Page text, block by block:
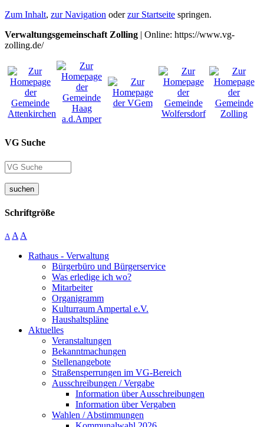
Zum Inhalt, zur Navigation oderzur Startseite springen.
Verwaltungsgemeinschaft Zolling | Online: https://www.vg-
zolling.de/
VG Suche
suchen
Schriftgröße
A A A
Rathaus - Verwaltung
Bürgerbüro und Bürgerservice
Was erledige ich wo?
Mitarbeiter
Organigramm
Kulturraum Ampertal e.V.
Haushaltspläne
Aktuelles
Veranstaltungen
Bekanntmachungen
Stellenangebote
Straßensperrungen im VG-Bereich
Ausschreibungen / Vergabe
Information über Ausschreibungen
Information über Vergaben
Wahlen / Abstimmungen